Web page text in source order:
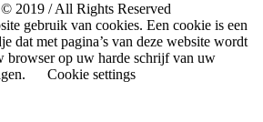
2019 / All Rights Reserved
gebruik van cookies. Een cookie is een
dat met pagina’s van deze website wordt
browser op uw harde schrijf van uw
Cookie settings